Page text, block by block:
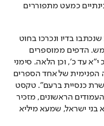
עשרת הספרים מחכים למימון, ובינתיים כמעט מתפוררים
שאדי פותח את הספרים, ואותיות שנכתבו בדיו ונכרכו בחוט
לפני 500 שנים, נפגעות מאור השמש. הדפים ממוספרים
בשיטה העברית - מא' עד י', ואח"כ י"א עד כ', וכן הלאה. סימני
הניקוד דומים לעברית. על הכריכה הפנימית של אחד הספרים
כתוב: "שייך לכהן הדת הלבנוני, משרת כנסיית ברעם". טקסט
מראשית הנצרות, המופיע באחד העמודים הראשונים, מזכיר
את הצליל התלמודי: "שמעא גבריא בני ישראל, שמעא מיליא